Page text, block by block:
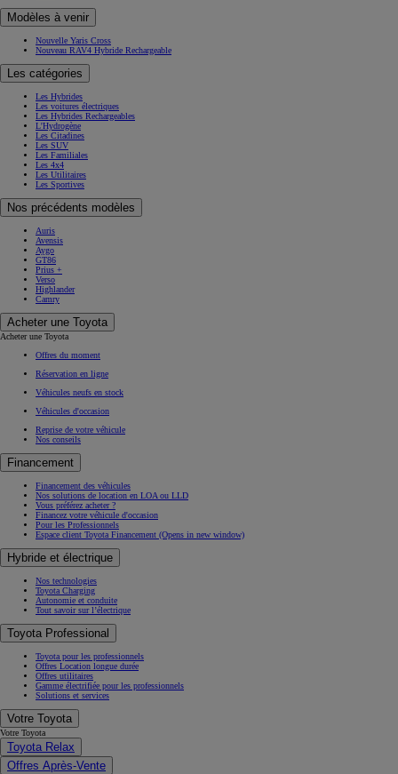
Modèles à venir
Nouvelle Yaris Cross
Nouveau RAV4 Hybride Rechargeable
Les catégories
Les Hybrides
Les voitures électriques
Les Hybrides Rechargeables
L'Hydrogène
Les Citadines
Les SUV
Les Familiales
Les 4x4
Les Utilitaires
Les Sportives
Nos précédents modèles
Auris
Avensis
Aygo
GT86
Prius +
Verso
Highlander
Camry
Acheter une Toyota
Acheter une Toyota
Offres du moment
Réservation en ligne
Véhicules neufs en stock
Véhicules d'occasion
Reprise de votre véhicule
Nos conseils
Financement
Financement des véhicules
Nos solutions de location en LOA ou LLD
Vous préférez acheter ?
Financez votre véhicule d'occasion
Pour les Professionnels
Espace client Toyota Financement (Opens in new window)
Hybride et électrique
Nos technologies
Toyota Charging
Autonomie et conduite
Tout savoir sur l’électrique
Toyota Professional
Toyota pour les professionnels
Offres Location longue durée
Offres utilitaires
Gamme électrifiée pour les professionnels
Solutions et services
Votre Toyota
Votre Toyota
Toyota Relax
Offres Après-Vente